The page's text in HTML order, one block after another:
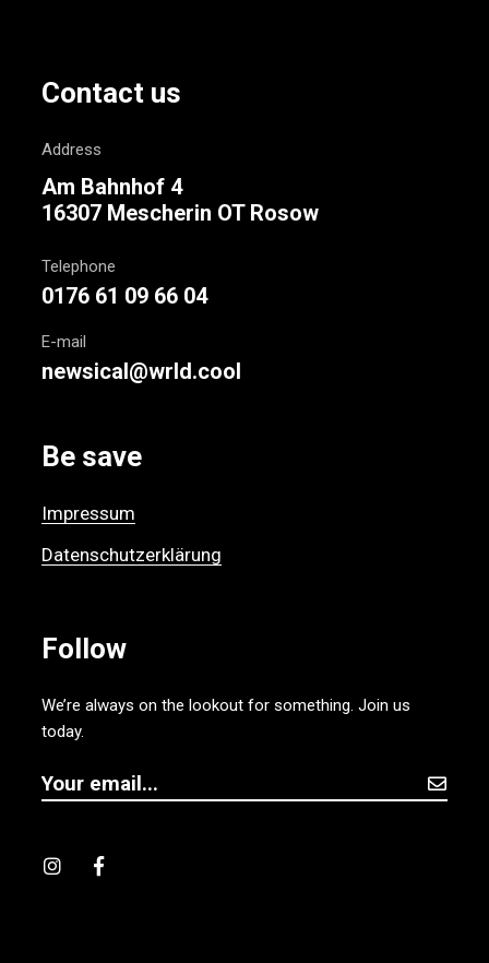
Contact us
Address
Am Bahnhof 4
16307 Mescherin OT Rosow
Telephone
0176 61 09 66 04
E-mail
newsical@wrld.cool
Be save
Impressum
Datenschutzerklärung
Follow
We’re always on the lookout for something. Join us
today.